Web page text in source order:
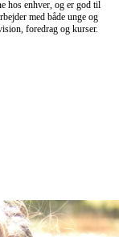
hos enhver, og er god til
med både unge og
foredrag og kurser.